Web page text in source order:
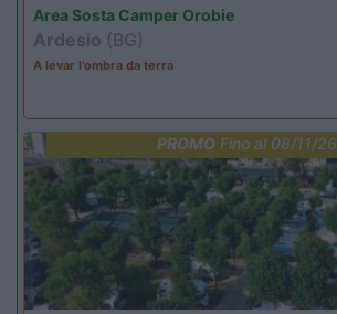
Area Sosta Camper Orobie
Ardesio (BG)
A levar l'ombra da terra
PROMO Fino al 08/11/26